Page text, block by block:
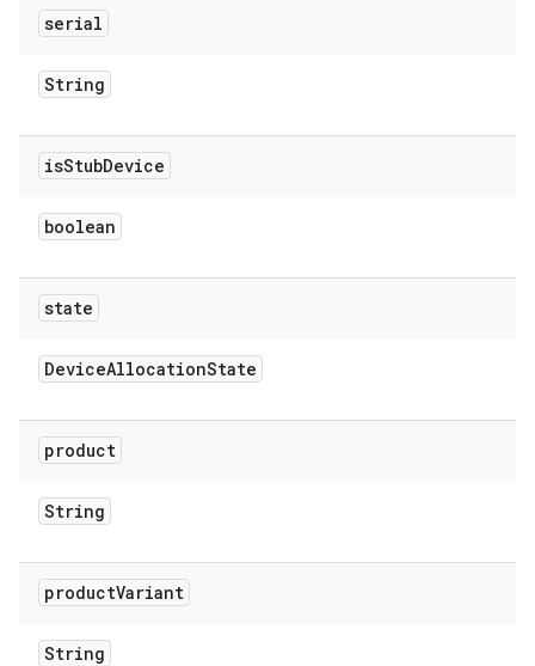
serial
String
isStubDevice
boolean
state
DeviceAllocationState
product
String
productVariant
String